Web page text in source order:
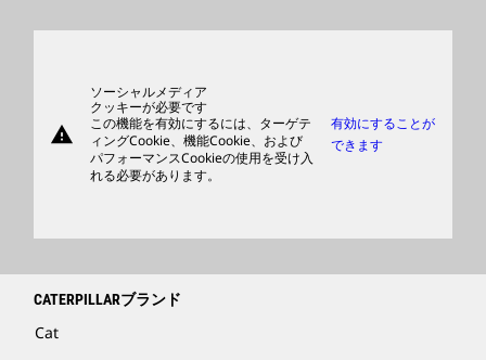
サポート
商品
ディーラを検索する
warning
ソーシャルメディア
クッキーが必要です
この機能を有効にするには、ターゲテ
ィングCookie、機能Cookie、および
パフォーマンスCookieの使用を受け入
れる必要があります。
有効にすることが
できます
CATERPILLARブランド
Cat